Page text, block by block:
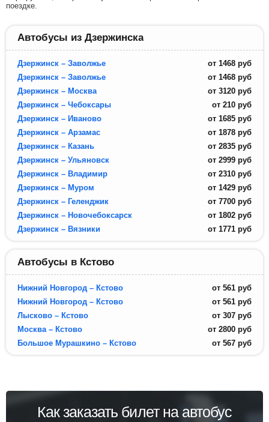
поездке.
Автобусы из Дзержинска
Дзержинск – Заволжье от 1468 руб
Дзержинск – Заволжье
от 1468 руб
Дзержинск – Москва
от 3120 руб
Дзержинск – Чебоксары
от 210 руб
Дзержинск – Иваново
от 1685 руб
Дзержинск – Арзамас
от 1878 руб
Дзержинск – Казань
от 2835 руб
Дзержинск – Ульяновск
от 2999 руб
Дзержинск – Владимир
от 2310 руб
Дзержинск – Муром
от 1429 руб
Дзержинск – Геленджик
от 7700 руб
Дзержинск – Новочебоксарск
от 1802 руб
Дзержинск – Вязники
от 1771 руб
Автобусы в Кстово
Нижний Новгород – Кстово от 561 руб
Нижний Новгород – Кстово
от 561 руб
Лысково – Кстово
от 307 руб
Москва – Кстово
от 2800 руб
Большое Мурашкино – Кстово
от 567 руб
Как заказать билет на автобус